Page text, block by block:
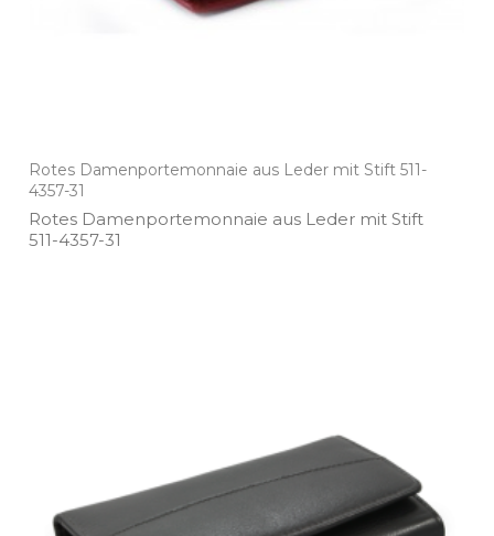
Rotes Damenportemonnaie aus Leder mit Stift 511-
4357-31
Rotes Damenportemonnaie aus Leder mit Stift
511­-4357­-31